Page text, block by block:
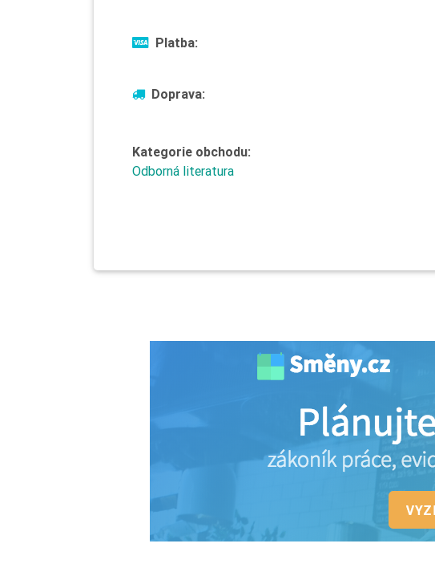
Platba:
Doprava:
Kategorie obchodu:
Odborná literatura